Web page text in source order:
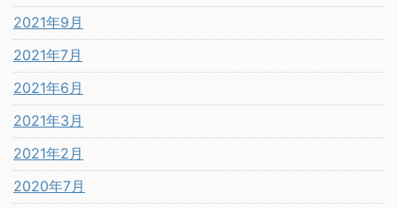
2021年9月
2021年7月
2021年6月
2021年3月
2021年2月
2020年7月